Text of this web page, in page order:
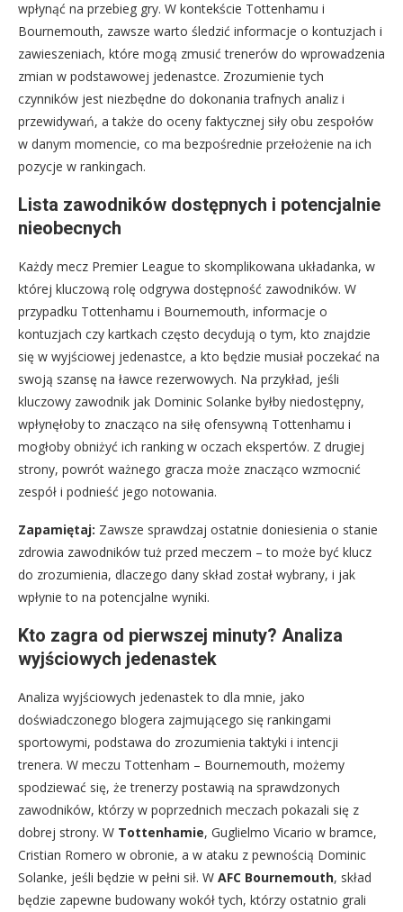
wpłynąć na przebieg gry. W kontekście Tottenhamu i
Bournemouth, zawsze warto śledzić informacje o kontuzjach i
zawieszeniach, które mogą zmusić trenerów do wprowadzenia
zmian w podstawowej jedenastce. Zrozumienie tych
czynników jest niezbędne do dokonania trafnych analiz i
przewidywań, a także do oceny faktycznej siły obu zespołów
w danym momencie, co ma bezpośrednie przełożenie na ich
pozycje w rankingach.
Lista zawodników dostępnych i potencjalnie
nieobecnych
Każdy mecz Premier League to skomplikowana układanka, w
której kluczową rolę odgrywa dostępność zawodników. W
przypadku Tottenhamu i Bournemouth, informacje o
kontuzjach czy kartkach często decydują o tym, kto znajdzie
się w wyjściowej jedenastce, a kto będzie musiał poczekać na
swoją szansę na ławce rezerwowych. Na przykład, jeśli
kluczowy zawodnik jak Dominic Solanke byłby niedostępny,
wpłynęłoby to znacząco na siłę ofensywną Tottenhamu i
mogłoby obniżyć ich ranking w oczach ekspertów. Z drugiej
strony, powrót ważnego gracza może znacząco wzmocnić
zespół i podnieść jego notowania.
Zapamiętaj: Zawsze sprawdzaj ostatnie doniesienia o stanie
zdrowia zawodników tuż przed meczem – to może być klucz
do zrozumienia, dlaczego dany skład został wybrany, i jak
wpłynie to na potencjalne wyniki.
Kto zagra od pierwszej minuty? Analiza
wyjściowych jedenastek
Analiza wyjściowych jedenastek to dla mnie, jako
doświadczonego blogera zajmującego się rankingami
sportowymi, podstawa do zrozumienia taktyki i intencji
trenera. W meczu Tottenham – Bournemouth, możemy
spodziewać się, że trenerzy postawią na sprawdzonych
zawodników, którzy w poprzednich meczach pokazali się z
dobrej strony. W Tottenhamie, Guglielmo Vicario w bramce,
Cristian Romero w obronie, a w ataku z pewnością Dominic
Solanke, jeśli będzie w pełni sił. W AFC Bournemouth, skład
będzie zapewne budowany wokół tych, którzy ostatnio grali